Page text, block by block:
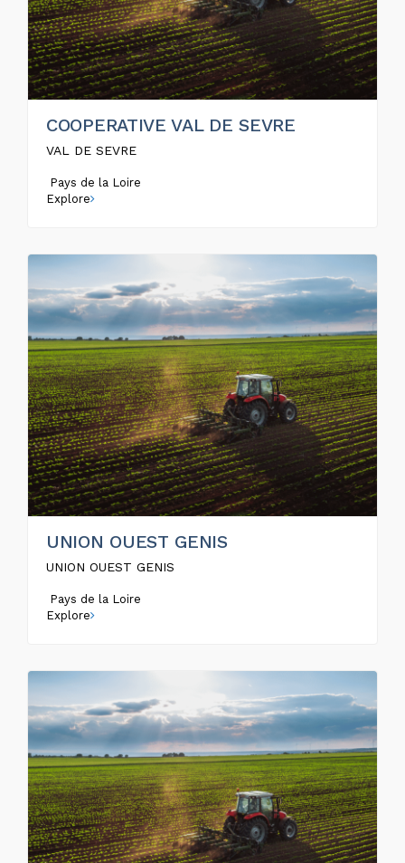
COOPERATIVE VAL DE SEVRE
VAL DE SEVRE
Pays de la Loire
Explore
UNION OUEST GENIS
UNION OUEST GENIS
Pays de la Loire
Explore